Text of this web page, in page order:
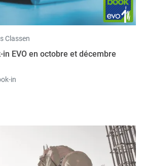
Classen
EVO en octobre et décembre
in